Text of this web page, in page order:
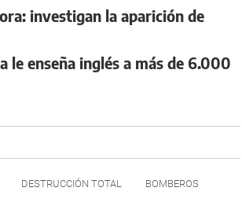
investigan la aparición de
le enseña inglés a más de 6.000
DESTRUCCIÓN TOTAL
BOMBEROS